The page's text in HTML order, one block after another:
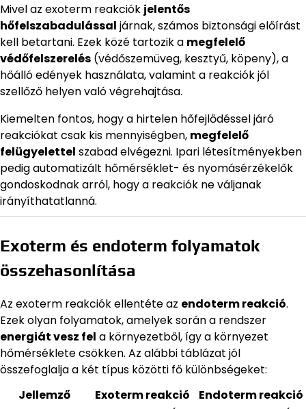
Mivel az exoterm reakciók jelentős
hőfelszabadulással járnak, számos biztonsági előírást
kell betartani. Ezek közé tartozik a megfelelő
védőfelszerelés (védőszemüveg, kesztyű, köpeny), a
hőálló edények használata, valamint a reakciók jól
szellőző helyen való végrehajtása.
Kiemelten fontos, hogy a hirtelen hőfejlődéssel járó
reakciókat csak kis mennyiségben, megfelelő
felügyelettel szabad elvégezni. Ipari létesítményekben
pedig automatizált hőmérséklet- és nyomásérzékelők
gondoskodnak arról, hogy a reakciók ne váljanak
irányíthatatlanná.
Exoterm és endoterm folyamatok
összehasonlítása
Az exoterm reakciók ellentéte az endoterm reakció.
Ezek olyan folyamatok, amelyek során a rendszer
energiát vesz fel a környezetből, így a környezet
hőmérséklete csökken. Az alábbi táblázat jól
összefoglalja a két típus közötti fő különbségeket:
Jellemző
Exoterm reakció
Endoterm reakció